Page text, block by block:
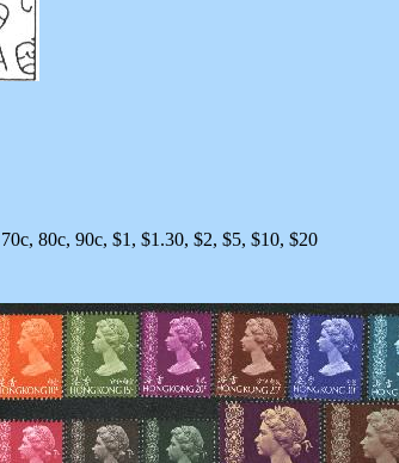
80c, 90c, $1, $1.30, $2, $5, $10, $20